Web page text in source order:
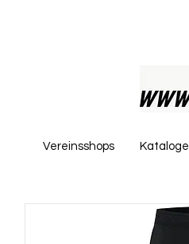
Vereinsshops Kataloge